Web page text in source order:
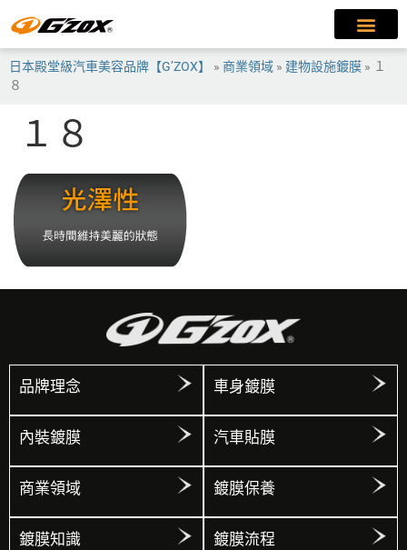
日本殿堂級汽車美容品牌【G’ZOX】 » 商業領域 » 建物設施鍍膜 » １
８
１８
品牌理念 車身鍍膜
內裝鍍膜 汽車貼膜
商業領域 鍍膜保養
鍍膜知識 鍍膜流程